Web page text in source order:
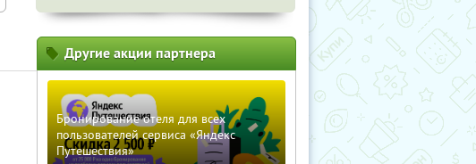
Другие акции партнера
Бронирование отеля для всех
пользователей сервиса «Яндекс
Путешествия»